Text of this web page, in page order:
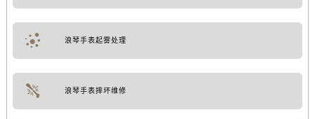
浪琴手表起雾处理
浪琴手表摔坏维修